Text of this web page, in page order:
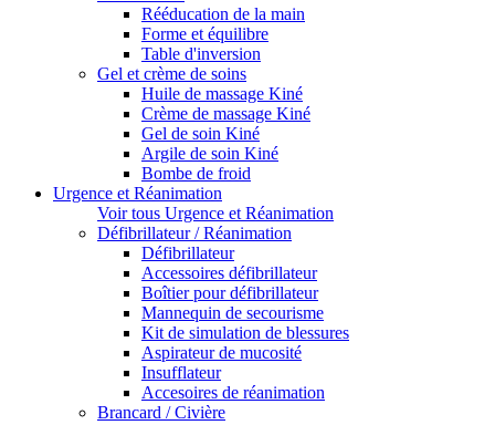
Rééducation de la main
Forme et équilibre
Table d'inversion
Gel et crème de soins
Huile de massage Kiné
Crème de massage Kiné
Gel de soin Kiné
Argile de soin Kiné
Bombe de froid
Urgence et Réanimation
Voir tous Urgence et Réanimation
Défibrillateur / Réanimation
Défibrillateur
Accessoires défibrillateur
Boîtier pour défibrillateur
Mannequin de secourisme
Kit de simulation de blessures
Aspirateur de mucosité
Insufflateur
Accesoires de réanimation
Brancard / Civière